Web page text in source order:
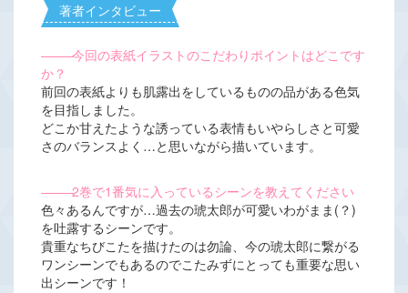
著者インタビュー
―――今回の表紙イラストのこだわりポイントはどこです
か？
前回の表紙よりも肌露出をしているものの品がある色気
を目指しました。
どこか甘えたような誘っている表情もいやらしさと可愛
さのバランスよく…と思いながら描いています。
―――2巻で1番気に入っているシーンを教えてください
色々あるんですが…過去の琥太郎が可愛いわがまま(？)
を吐露するシーンです。
貴重なちびこたを描けたのは勿論、今の琥太郎に繋がる
ワンシーンでもあるのでこたみずにとっても重要な思い
出シーンです！